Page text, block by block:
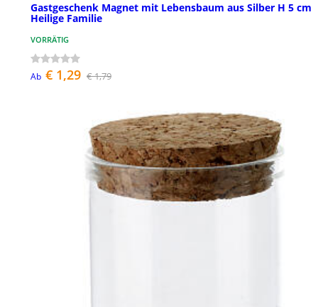
Gastgeschenk Magnet mit Lebensbaum aus Silber H 5 cm
Heilige Familie
VORRÄTIG
Ab € 1,29 € 1,79